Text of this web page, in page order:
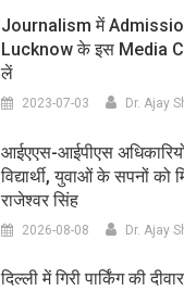
Journalism में
Lucknow के इस Media
लें
2023-07-03 Dr. Ajay
आईएएस-आईपीएस
विद्यार्थी, युवाओं के सपनों को
राजेश्वर सिंह
2026-08-08 Dr. Ajay
दिल्ली में गिरी पार्किंग की